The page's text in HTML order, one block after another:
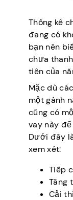
Thống kê
đang có
bạn nên
chưa
tiên của
Mặc dù
một gánh
cũng có
vay này
Dưới đây
xem xét:
Tiếp
Tăng
Cải